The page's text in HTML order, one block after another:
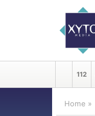
112
Home